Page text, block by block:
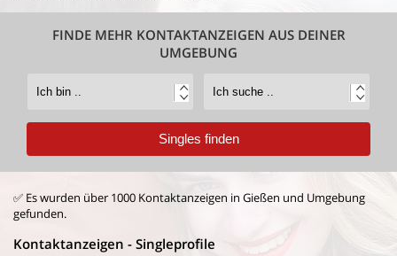
FINDE MEHR KONTAKTANZEIGEN AUS DEINER
UMGEBUNG
✅ Es wurden über 1000 Kontaktanzeigen in Gießen und Umgebung
gefunden.
Kontaktanzeigen - Singleprofile